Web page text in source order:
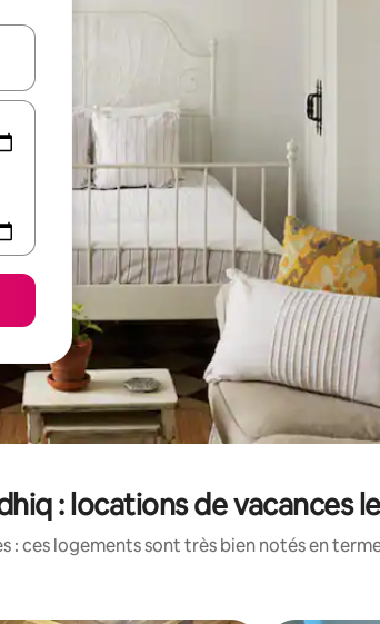
vers le haut et vers le bas pour les parcourir ou
: locations de vacances
: ces logements sont très bien notés en